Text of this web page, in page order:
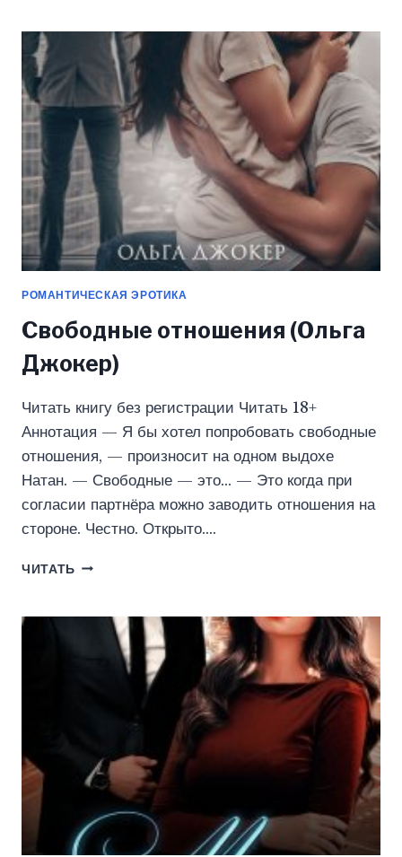
ДЖОКЕР)
РОМАНТИЧЕСКАЯ ЭРОТИКА
Свободные отношения (Ольга
Джокер)
Читать книгу без регистрации Читать 18+
Аннотация — Я бы хотел попробовать свободные
отношения, — произносит на одном выдохе
Натан. — Свободные — это… — Это когда при
согласии партнёра можно заводить отношения на
стороне. Честно. Открыто….
ЧИТАТЬ СВОБОДНЫЕ
ДЖОКЕР)